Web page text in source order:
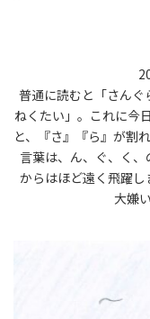
普通に読むと「さんぐ
ねくたい」。これに今
と、『さ』『ら』が割
言葉は、ん、ぐ、く
からはほど遠く飛躍し
大嫌